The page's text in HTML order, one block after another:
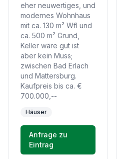
eher neuwertiges, und
modernes Wohnhaus
mit ca. 130 m² Wfl und
ca. 500 m² Grund,
Keller wäre gut ist
aber kein Muss;
zwischen Bad Erlach
und Mattersburg.
Kaufpreis bis ca. €
700.000,--
Häuser
Anfrage zu
Eintrag